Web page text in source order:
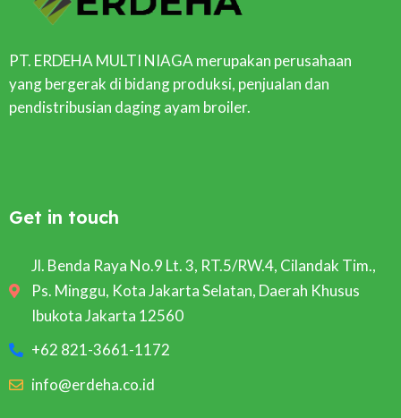
PT. ERDEHA MULTI NIAGA merupakan perusahaan
yang bergerak di bidang produksi, penjualan dan
pendistribusian daging ayam broiler.
Get in touch
Jl. Benda Raya No.9 Lt. 3, RT.5/RW.4, Cilandak Tim.,
Ps. Minggu, Kota Jakarta Selatan, Daerah Khusus
Ibukota Jakarta 12560
+62 821-3661-1172
info@erdeha.co.id